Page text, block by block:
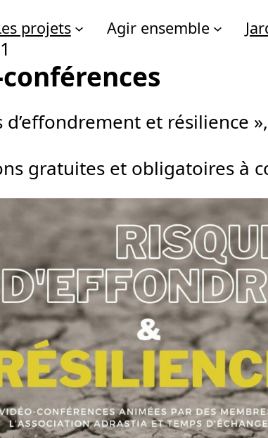
projets Agir ensemble
d’effondrement et résilience
gratuites et obligatoires à